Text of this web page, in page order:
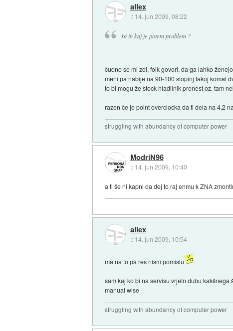
allex
:: 14. jun 2009, 08:22
Ja in kaj je potem problem ?
čudno se mi zdi, folk govori, da ga lahko
meni pa nabije na 90-100 stopinj takoj komal
to bi mogu že stock hladilnik prenest oz. tam
razen če je point overclocka da ti dela na 4,2
struggling with abundancy of computer power
ModriN96
:: 14. jun 2009, 10:40
a ti še ni kapnl da dej to raj enmu k ZNA
allex
:: 14. jun 2009, 10:54
ma na to pa res nism pomislu
sam kaj ko bi na servisu vrjetn dubu
manual wise
struggling with abundancy of computer power